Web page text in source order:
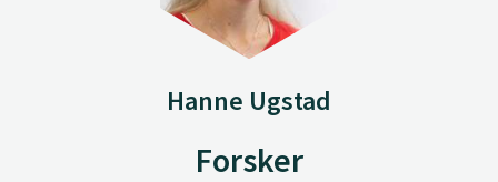
Hanne Ugstad
Forsker